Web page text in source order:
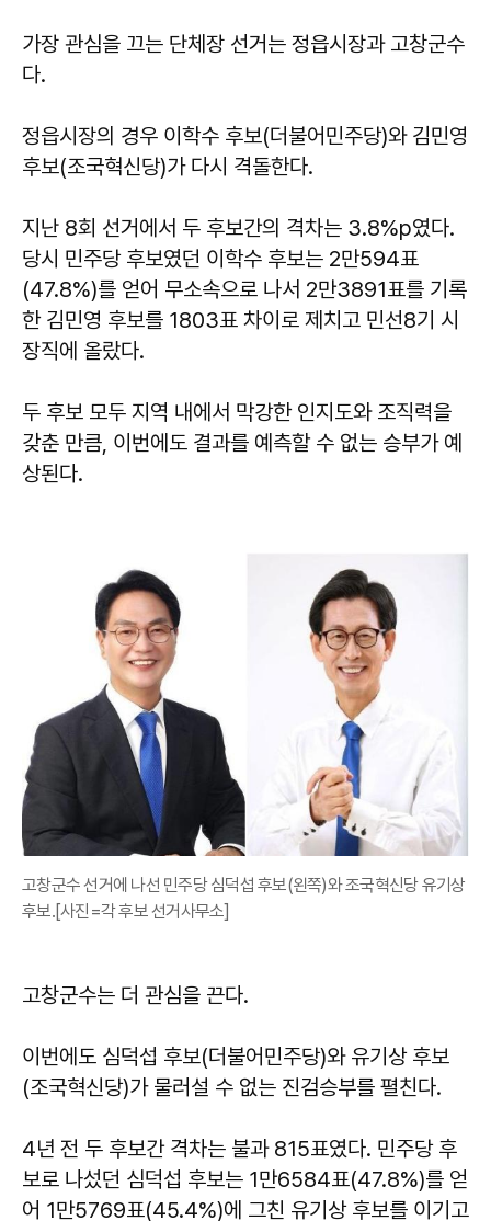
가장 관심을 끄는 단체장 선거는 정읍시장과 고창군수
다.
정읍시장의 경우 이학수 후보(더불어민주당)와 김민영
후보(조국혁신당)가 다시 격돌한다.
지난 8회 선거에서 두 후보간의 격차는 3.8%p였다.
당시 민주당 후보였던 이학수 후보는 2만594표
(47.8%)를 얻어 무소속으로 나서 2만3891표를 기록
한 김민영 후보를 1803표 차이로 제치고 민선8기 시
장직에 올랐다.
두 후보 모두 지역 내에서 막강한 인지도와 조직력을
갖춘 만큼, 이번에도 결과를 예측할 수 없는 승부가 예
상된다.
고창군수 선거에 나선 민주당 심덕섭 후보(왼쪽)와 조국혁신당 유기상
후보.[사진=각 후보 선거사무소]
고창군수는 더 관심을 끈다.
이번에도 심덕섭 후보(더불어민주당)와 유기상 후보
(조국혁신당)가 물러설 수 없는 진검승부를 펼친다.
4년 전 두 후보간 격차는 불과 815표였다. 민주당 후
보로 나섰던 심덕섭 후보는 1만6584표(47.8%)를 얻
어 1만5769표(45.4%)에 그친 유기상 후보를 이기고